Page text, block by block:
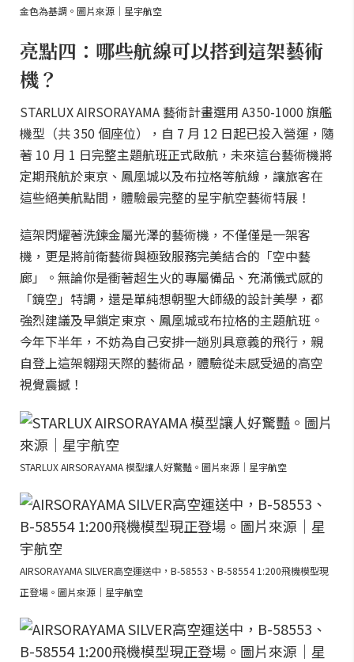
金色為基調。圖片來源｜星宇航空
亮點四：哪些航線可以搭到這架藝術
機？
STARLUX AIRSORAYAMA 藝術計畫選用 A350-1000 旗艦
機型（共 350 個座位），自 7 月 12 日起已投入營運，隨
著 10 月 1 日完整主題航班正式啟航，未來這台藝術機將
定期飛航於東京、鳳凰城以及布拉格等航線，讓旅客在
這些絕美航點間，體驗最完整的星宇航空藝術特展！
這架閃耀著洗鍊金屬光澤的藝術機，不僅僅是一架客
機，更是將前衛藝術與極致服務完美結合的「空中藝
廊」。無論你是衝著超生火的專屬備品、充滿儀式感的
「鏡空」特調，還是單純想朝聖大師級的設計美學，都
強烈建議及早鎖定東京、鳳凰城或布拉格的主題航班。
今年下半年，不妨為自己安排一趟別具意義的飛行，親
自登上這架翱翔天際的藝術品，體驗從未感受過的高空
視覺震撼！
STARLUX AIRSORAYAMA 模型讓人好驚豔。圖片來源｜星宇航空
AIRSORAYAMA SILVER高空運送中，B-58553、B-58554 1:200飛機模型現
正登場。圖片來源｜星宇航空